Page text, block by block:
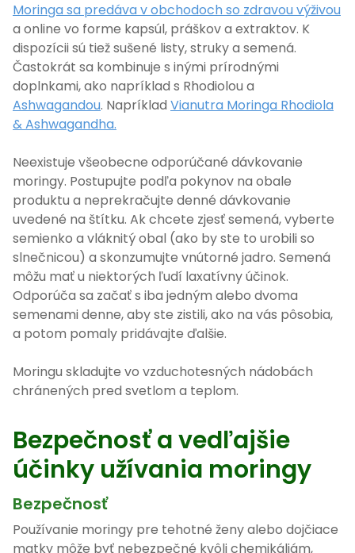
Moringa sa predáva v obchodoch so zdravou výživou
a online vo forme kapsúl, práškov a extraktov. K
dispozícii sú tiež sušené listy, struky a semená.
Častokrát sa kombinuje s inými prírodnými
doplnkami, ako napríklad s Rhodiolou a
Ashwagandou. Napríklad Vianutra Moringa Rhodiola
& Ashwagandha.
Neexistuje všeobecne odporúčané dávkovanie
moringy. Postupujte podľa pokynov na obale
produktu a neprekračujte denné dávkovanie
uvedené na štítku. Ak chcete zjesť semená, vyberte
semienko a vláknitý obal (ako by ste to urobili so
slnečnicou) a skonzumujte vnútorné jadro. Semená
môžu mať u niektorých ľudí laxatívny účinok.
Odporúča sa začať s iba jedným alebo dvoma
semenami denne, aby ste zistili, ako na vás pôsobia,
a potom pomaly pridávajte ďalšie.
Moringu skladujte vo vzduchotesných nádobách
chránených pred svetlom a teplom.
Bezpečnosť a vedľajšie
účinky užívania moringy
Bezpečnosť
Používanie moringy pre tehotné ženy alebo dojčiace
matky môže byť nebezpečné kvôli chemikáliám,